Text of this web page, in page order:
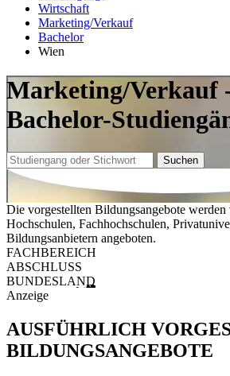
Wirtschaft
Marketing/Verkauf
Bachelor
Wien
Marketing/Verkauf
Bachelor-
Suchen
Die vorgestellten Bildungsangebote
Hochschulen, Fachhochschulen,
Bildungsanbietern angeboten.
FACHBEREICH
ABSCHLUSS
BUNDESLAND
Anzeige
AUSFÜHRLICH
BILDUNGSANGEBOTE